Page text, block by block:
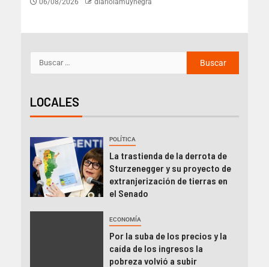
LOCALES
POLÍTICA
La trastienda de la derrota de
Sturzenegger y su proyecto de
extranjerización de tierras en
el Senado
ECONOMÍA
Por la suba de los precios y la
caída de los ingresos la
pobreza volvió a subir